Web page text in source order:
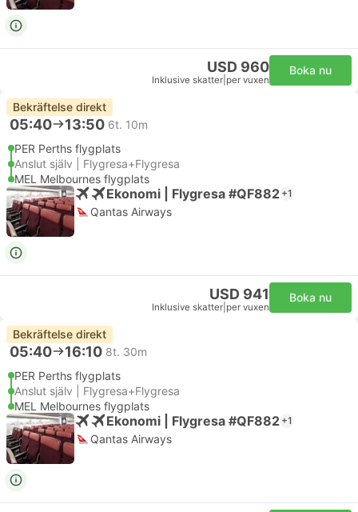
USD 960
Inklusive skatter per vuxen
Boka nu
Bekräftelse direkt
05:40 13:50 6t. 10m
PER Perths flygplats
Anslut själv | Flygresa+Flygresa
MEL Melbournes flygplats
Ekonomi | Flygresa #QF882 +1
Qantas Airways
USD 941
Inklusive skatter per vuxen
Boka nu
Bekräftelse direkt
05:40 16:10 8t. 30m
PER Perths flygplats
Anslut själv | Flygresa+Flygresa
MEL Melbournes flygplats
Ekonomi | Flygresa #QF882 +1
Qantas Airways